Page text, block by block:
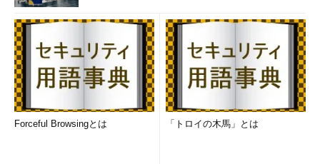
Forceful Browsingとは 「トロイの木馬」とは